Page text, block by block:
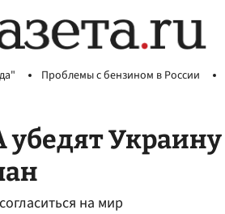
Проблемы с бензином в России
убедят Украину
на мир